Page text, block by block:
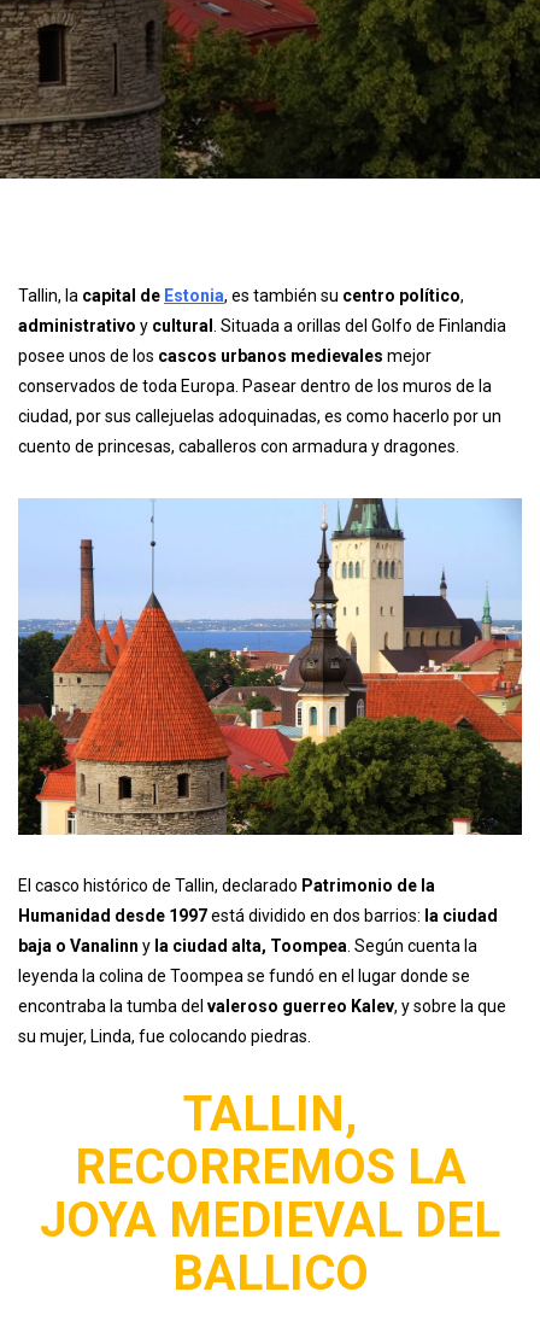
Tallin, la capital de Estonia, es también su centro político,
administrativo y cultural
. Situada a orillas del Golfo de Finlandia
posee unos de los cascos urbanos medievales mejor
conservados de toda Europa. Pasear dentro de los muros de la
ciudad, por sus callejuelas adoquinadas, es como hacerlo por un
cuento de princesas, caballeros con armadura y dragones.
El casco histórico de Tallin, declarado Patrimonio de la
Humanidad desde 1997está dividido en dos barrios: la ciudad
baja o Vanalinn y la ciudad alta, Toompea . Según cuenta la
leyenda la colina de Toompea se fundó en el lugar donde se
encontraba la tumba del valeroso guerreo Kalev, y sobre la que
su mujer, Linda, fue colocando piedras.
TALLIN,
RECORREMOS LA
JOYA MEDIEVAL DEL
BALLICO